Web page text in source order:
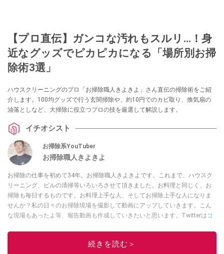
【プロ直伝】ガンコな汚れもスルリ…！身
近なグッズでピカピカになる「場所別お掃
除術3選」
ハウスクリーニングのプロ「お掃除職人きよきよ」さん直伝の掃除術をご紹
介します。100均グッズで行う玄関掃除や、約10円でのカビ取り、換気扇の
油落としなど、大掃除に役立つプロの技を厳選して解説します。
イチオシスト
お掃除系YouTuber
お掃除職人きよきよ
お掃除の仕事を初めて34年。お掃除職人きよきよです。これまで、ハウスク
リーニング、ビルの清掃等いろいろさせて頂きました。お料理と同じく、お
掃除も毎日するものです。お料理上手な人、そしてお掃除上手な人になりま
せんか？私の日々のお掃除現場を撮影して動画にアップしていきます。こん
な現場もあったよ等、報告動画も作成していきたいと思います。Twitterは コ
このイチオシストの他の記事を読む
続きを読む＞